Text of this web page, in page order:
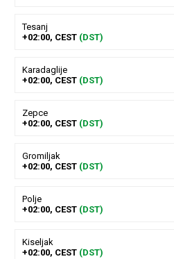
Tesanj
+02:00, CEST (DST)
Karadaglije
+02:00, CEST (DST)
Zepce
+02:00, CEST (DST)
Gromiljak
+02:00, CEST (DST)
Polje
+02:00, CEST (DST)
Kiseljak
+02:00, CEST (DST)